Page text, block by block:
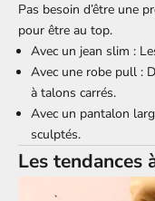
Pas besoin d’être une
pour être au top.
Avec un jean slim :
Avec une robe pull :
à talons carrés.
Avec un pantalon
sculptés.
Les tendances